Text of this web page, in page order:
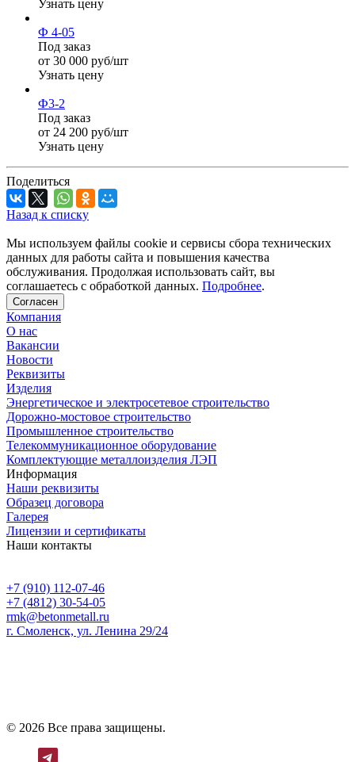
Узнать цену
Ф 4-05
Под заказ
от 30 000 руб/шт
Узнать цену
Ф3-2
Под заказ
от 24 200 руб/шт
Узнать цену
Поделиться
Назад к списку
Мы используем файлы cookie и сервисы сбора технических
данных для работы сайта и повышения качества
обслуживания. Продолжая использовать сайт, вы
соглашаетесь с обработкой данных. Подробнее.
Согласен
Компания
О нас
Вакансии
Новости
Реквизиты
Изделия
Энергетическое и электросетевое строительство
Дорожно-мостовое строительство
Промышленное строительство
Телекоммуникационное оборудование
Комплектующие металлоизделия ЛЭП
Информация
Наши реквизиты
Образец договора
Галерея
Лицензии и сертификаты
Наши контакты
+7 (910) 112-07-46
+7 (4812) 30-54-05
rmk@betonmetall.ru
г. Смоленск, ул. Ленина 29/24
© 2026 Все права защищены.